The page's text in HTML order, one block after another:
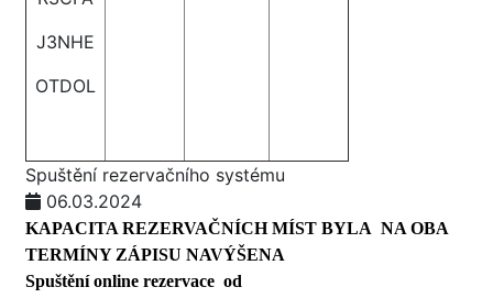
J3NHE
OTDOL
Spuštění rezervačního systému
06.03.2024
KAPACITA REZERVAČNÍCH MÍST BYLA NA OBA
TERMÍNY ZÁPISU NAVÝŠENA
Spuštění online rezervace od